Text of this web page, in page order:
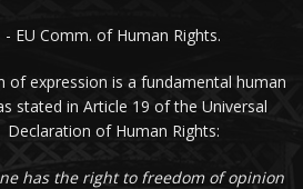
- EU Comm. of Human Rights.
of expression is a fundamental human
stated in Article 19 of the Universal
Declaration of Human Rights:
has the right to freedom of opinion